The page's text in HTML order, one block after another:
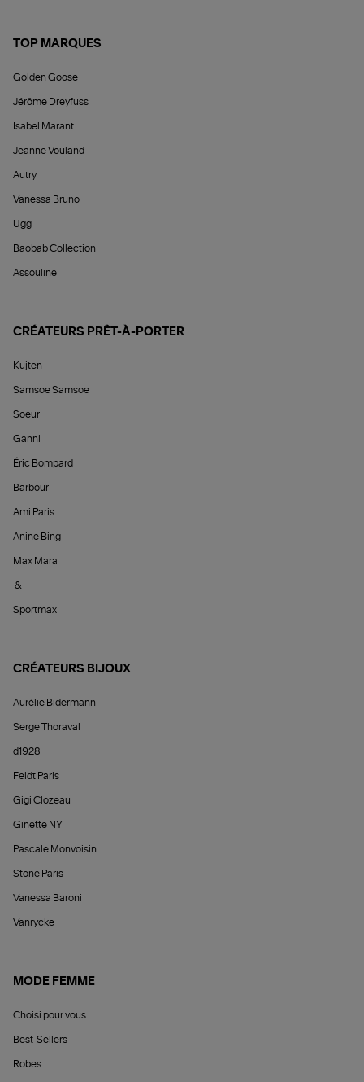
TOP MARQUES
Golden Goose
Jérôme Dreyfuss
Isabel Marant
Jeanne Vouland
Autry
Vanessa Bruno
Ugg
Baobab Collection
Assouline
CRÉATEURS PRÊT-À-PORTER
Kujten
Samsoe Samsoe
Soeur
Ganni
Éric Bompard
Barbour
Ami Paris
Anine Bing
Max Mara
&
Sportmax
CRÉATEURS BIJOUX
Aurélie Bidermann
Serge Thoraval
d1928
Feidt Paris
Gigi Clozeau
Ginette NY
Pascale Monvoisin
Stone Paris
Vanessa Baroni
Vanrycke
MODE FEMME
Choisi pour vous
Best-Sellers
Robes